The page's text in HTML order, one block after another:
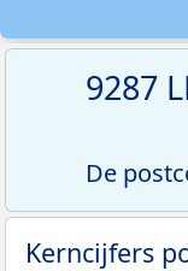
9287
De
Kerncijfers